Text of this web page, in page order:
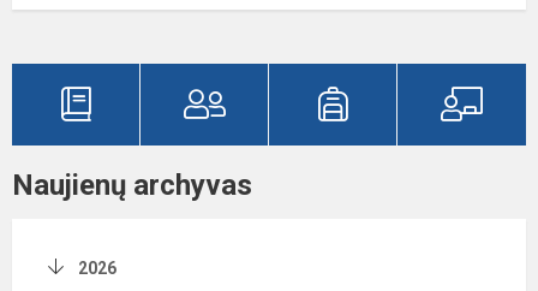
Naujienų archyvas
2026